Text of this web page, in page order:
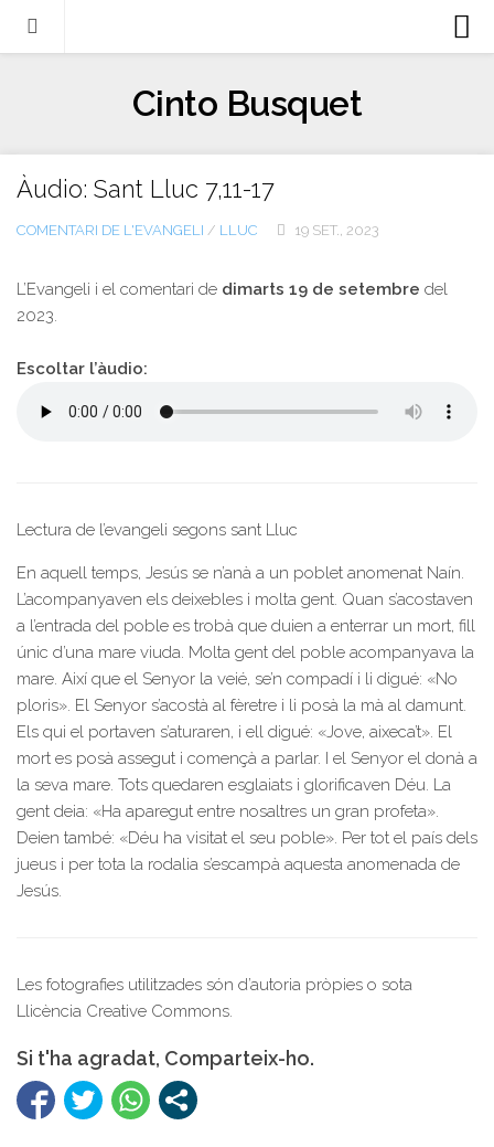
Llibres
Escrits-articles
Notícies
Italiano
English
Cinto Busquet
Àudio: Sant Lluc 7,11-17
COMENTARI DE L'EVANGELI / LLUC 19 SET., 2023
L’Evangeli i el comentari de dimarts 19 de setembre del
2023.
Escoltar l’àudio:
Lectura de l’evangeli segons sant Lluc
En aquell temps, Jesús se n’anà a un poblet anomenat Naín.
L’acompanyaven els deixebles i molta gent. Quan s’acostaven
a l’entrada del poble es trobà que duien a enterrar un mort, fill
únic d’una mare viuda. Molta gent del poble acompanyava la
mare. Així que el Senyor la veié, se’n compadí i li digué: «No
ploris». El Senyor s’acostà al fèretre i li posà la mà al damunt.
Els qui el portaven s’aturaren, i ell digué: «Jove, aixeca’t». El
mort es posà assegut i començà a parlar. I el Senyor el donà a
la seva mare. Tots quedaren esglaiats i glorificaven Déu. La
gent deia: «Ha aparegut entre nosaltres un gran profeta».
Deien també: «Déu ha visitat el seu poble». Per tot el país dels
jueus i per tota la rodalia s’escampà aquesta anomenada de
Jesús.
Les fotografies utilitzades són d’autoria pròpies o sota
Llicència Creative Commons.
Si t'ha agradat, Comparteix-ho.